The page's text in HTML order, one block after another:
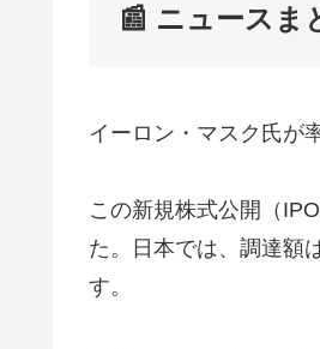
📰 ニュースま
イーロン・マスク氏が
この新規株式公開（
た。日本では、調達額
す。